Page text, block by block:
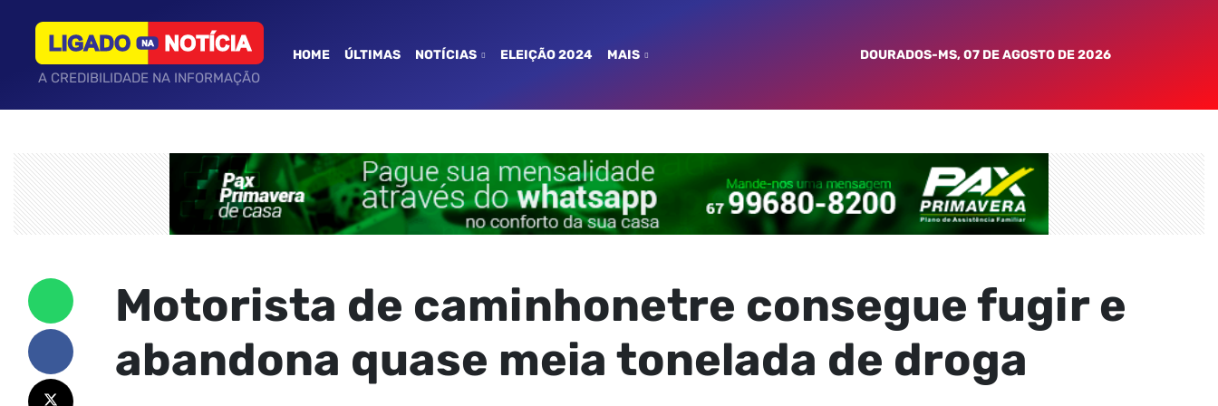
A CREDIBILIDADE NA INFORMAÇÃO
HOME ÚLTIMAS NOTÍCIAS ELEIÇÃO 2024 MAIS DOURADOS-MS, 07 DE AGOSTO DE 2026
Motorista de caminhonetre consegue fugir e
abandona quase meia tonelada de droga